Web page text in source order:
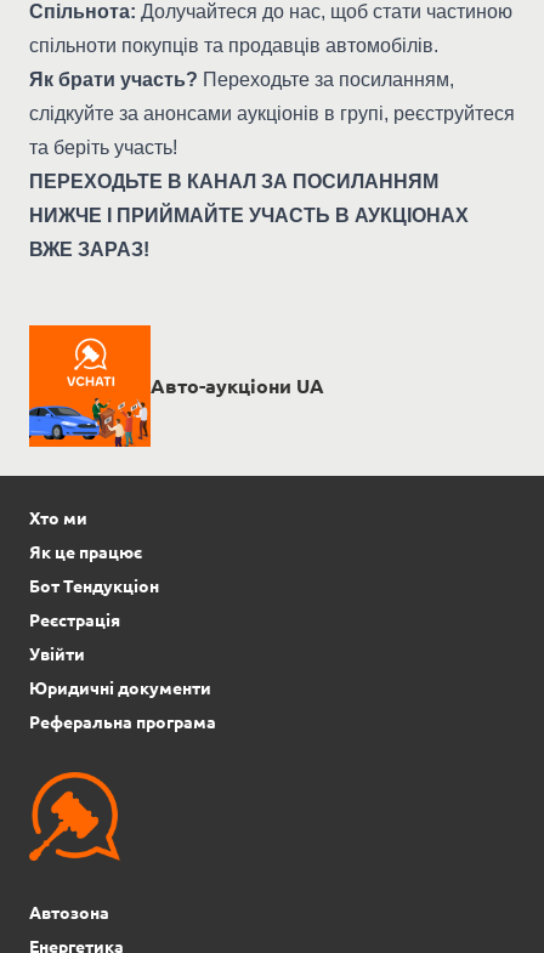
Спільнота: Долучайтеся до нас, щоб стати частиною
спільноти покупців та продавців автомобілів.
Як брати участь? Переходьте за посиланням,
слідкуйте за анонсами аукціонів в групі, реєструйтеся
та беріть участь!
ПЕРЕХОДЬТЕ В КАНАЛ ЗА ПОСИЛАННЯМ
НИЖЧЕ І ПРИЙМАЙТЕ УЧАСТЬ В АУКЦІОНАХ
ВЖЕ ЗАРАЗ!
Авто-аукціони UA
Хто ми
Як це працює
Бот Тендукціон
Реєстрація
Увійти
Юридичні документи
Реферальна програма
Автозона
Енергетика